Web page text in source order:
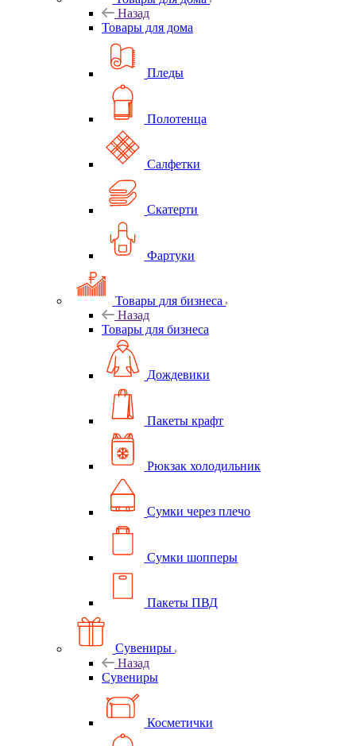
Назад
Товары для дома
Пледы
Полотенца
Салфетки
Скатерти
Фартуки
Товары для бизнеса
Назад
Товары для бизнеса
Дождевики
Пакеты крафт
Рюкзак холодильник
Сумки через плечо
Сумки шопперы
Пакеты ПВД
Сувениры
Назад
Сувениры
Косметички